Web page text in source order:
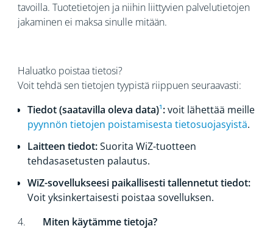
tavoilla. Tuotetietojen ja niihin liittyvien palvelutietojen
jakaminen ei maksa sinulle mitään.
Haluatko poistaa tietosi?
Voit tehdä sen tietojen tyypistä riippuen seuraavasti:
Tiedot (saatavilla oleva data)¹:voit lähettää meille
pyynnön tietojen poistamisesta tietosuojasyistä.
Laitteen tiedot:Suorita WiZ-tuotteen
tehdasasetusten palautus.
WiZ-sovellukseesi paikallisesti tallennetut tiedot:
Voit yksinkertaisesti poistaa sovelluksen.
4. Miten käytämme tietoja?